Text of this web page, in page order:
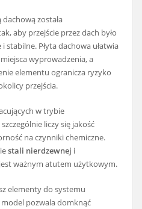
dachową została
aby przejście przez dach było
stabilne. Płyta dachowa ułatwia
wyprowadzenia, a
elementu ogranicza ryzyko
przejścia.
w trybie
liczy się jakość
na czynniki chemiczne.
stali nierdzewnej i
jest ważnym atutem użytkowym.
elementy do systemu
pozwala domknąć